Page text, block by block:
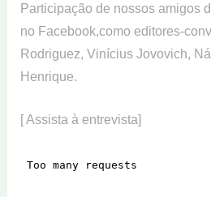
Participação de nossos amigos
no Facebook,como editores-
Rodriguez, Vinícius Jovovich,
Henrique.
[ Assista à entrevista]